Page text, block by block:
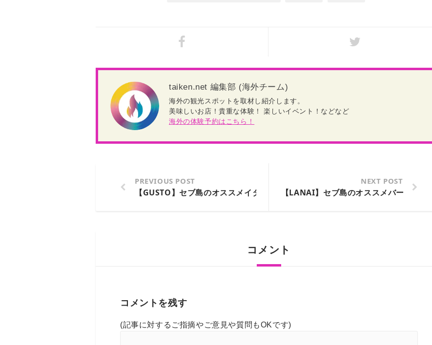
taiken.net 編集部 (海外チーム)
海外の観光スポットを取材し紹介します。
美味しいお店！貴重な体験！ 楽しいイベント！などなど
海外の体験予約はこちら！
PREVIOUS POST
【GUSTO】セブ島のオススメイタリアンシリーズ
NEXT POST
【LANAI】セブ島のオススメバーシリーズ
コメント
コメントを残す
(記事に対するご指摘やご意見や質問もOKです)